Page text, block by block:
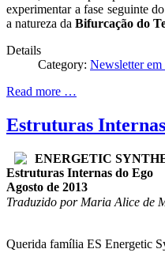
experimentar a fase seguinte
a natureza da Bifurcação do
Details
Category: Newsletter em
Read more …
Estruturas
ENERGETIC
Estruturas Internas do Ego
Agosto de 2013
Traduzido por Maria Alice de
Querida família ES Energetic